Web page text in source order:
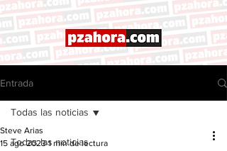
Entrada
Todas las noticias
Todas las noticias
Steve Arias
15 ago 2023 1 min de lectura